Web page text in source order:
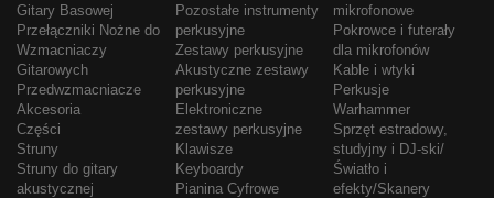
Gitary Basowej
Przełączniki Nożne do
Wzmacniaczy
Gitarowych
Przedwzmacniacze
Akcesoria
Części
Struny
Struny do gitary
akustycznej
Pozostałe instrumenty
perkusyjne
Zestawy perkusyjne
Akustyczne zestawy
perkusyjne
Elektroniczne
zestawy perkusyjne
Klawisze
Keyboardy
Pianina Cyfrowe
mikrofonowe
Pokrowce i futerały
dla mikrofonów
Kable i wtyki
Perkusje
Warhammer
Sprzęt estradowy,
studyjny i DJ-ski/
Światło i
efekty/Skanery